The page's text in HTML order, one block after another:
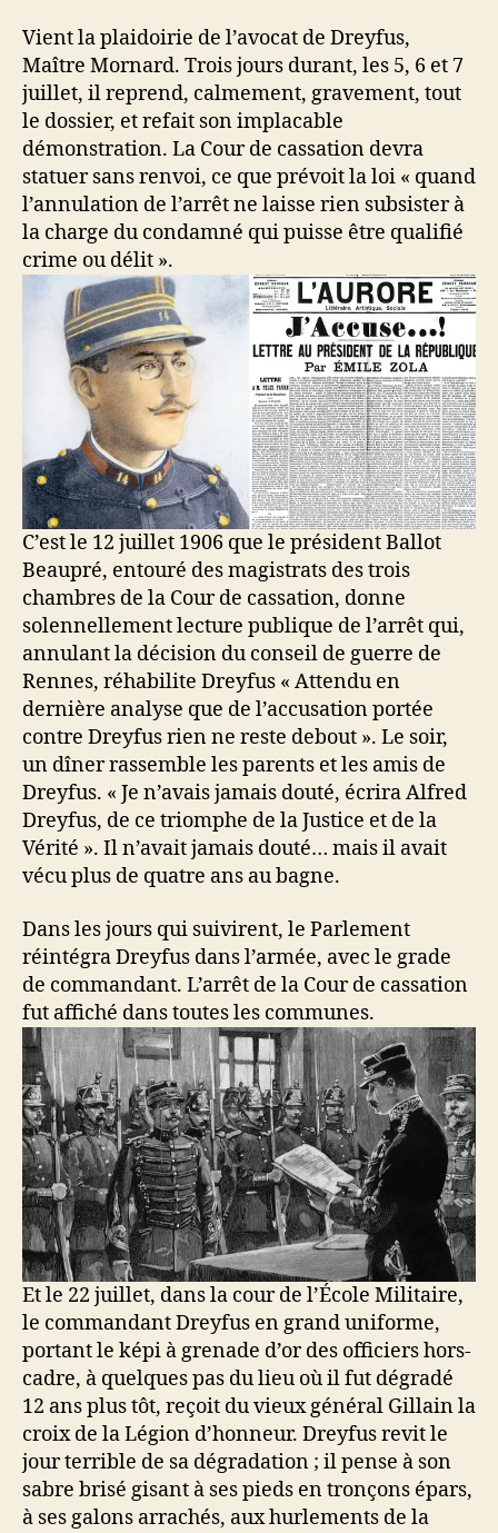
Vient la plaidoirie de l’avocat de Dreyfus,
Maître Mornard. Trois jours durant, les 5, 6 et 7
juillet, il reprend, calmement, gravement, tout
le dossier, et refait son implacable
démonstration. La Cour de cassation devra
statuer sans renvoi, ce que prévoit la loi « quand
l’annulation de l’arrêt ne laisse rien subsister à
la charge du condamné qui puisse être qualifié
crime ou délit ».
C’est le 12 juillet 1906 que le président Ballot
Beaupré, entouré des magistrats des trois
chambres de la Cour de cassation, donne
solennellement lecture publique de l’arrêt qui,
annulant la décision du conseil de guerre de
Rennes, réhabilite Dreyfus « Attendu en
dernière analyse que de l’accusation portée
contre Dreyfus rien ne reste debout ». Le soir,
un dîner rassemble les parents et les amis de
Dreyfus. « Je n’avais jamais douté, écrira Alfred
Dreyfus, de ce triomphe de la Justice et de la
Vérité ». Il n’avait jamais douté… mais il avait
vécu plus de quatre ans au bagne.
Dans les jours qui suivirent, le Parlement
réintégra Dreyfus dans l’armée, avec le grade
de commandant. L’arrêt de la Cour de cassation
fut affiché dans toutes les communes.
Et le 22 juillet, dans la cour de l’École Militaire,
le commandant Dreyfus en grand uniforme,
portant le képi à grenade d’or des officiers hors-
cadre, à quelques pas du lieu où il fut dégradé
12 ans plus tôt, reçoit du vieux général Gillain la
croix de la Légion d’honneur. Dreyfus revit le
jour terrible de sa dégradation ; il pense à son
sabre brisé gisant à ses pieds en tronçons épars,
à ses galons arrachés, aux hurlements de la